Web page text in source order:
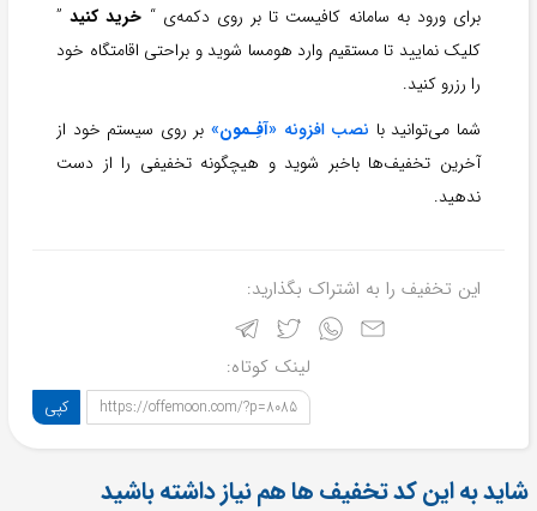
برای ورود به سامانه کافیست تا بر روی دکمه‌ی “ خرید کنید”
کلیک نمایید تا مستقیم وارد هومسا شوید و براحتی اقامتگاه خود
را رزرو کنید.
شما می‌توانید با نصب افزونه «آفِـمون» بر روی سیستم خود از
آخرین تخفیف‌ها باخبر شوید و هیچگونه تخفیفی را از دست
ندهید.
این تخفیف را به اشتراک بگذارید:
لینک کوتاه:
https://offemoon.com/?p=8085 کپی
شاید به این کد تخفیف ها هم نیاز داشته باشید